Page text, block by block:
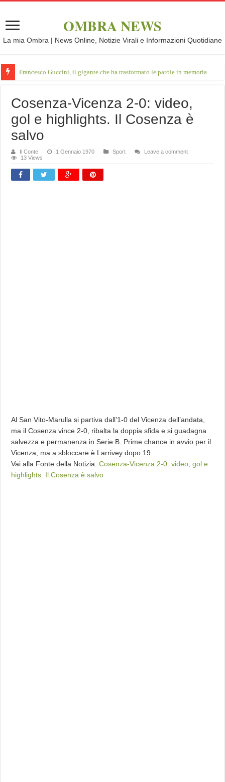
OMBRA NEWS
La mia Ombra | News Online, Notizie Virali e Informazioni Quotidiane
Francesco Guccini, il gigante che ha trasformato le parole in memoria
Cosenza-Vicenza 2-0: video,
gol e highlights. Il Cosenza è
salvo
Il Conte 1 Gennaio 1970 Sport
Leave a comment
13 Views
Al San Vito-Marulla si partiva dall’1-0 del Vicenza dell’andata,
ma il Cosenza vince 2-0, ribalta la doppia sfida e si guadagna
salvezza e permanenza in Serie B. Prime chance in avvio per il
Vicenza, ma a sbloccare è Larrivey dopo 19…
Vai alla Fonte della Notizia:Cosenza-Vicenza 2-0: video, gol e
highlights. Il Cosenza è salvo